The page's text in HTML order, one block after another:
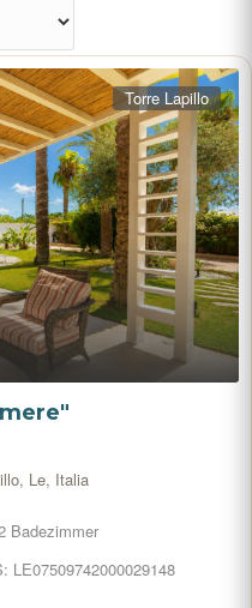
Torre Lapillo
Le, Italia
Badezimmer
LE07509742000029148